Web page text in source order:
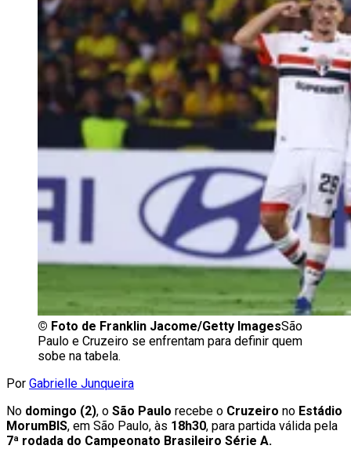
© Foto de Franklin Jacome/Getty ImagesSão
Paulo e Cruzeiro se enfrentam para definir quem
sobe na tabela.
Por Gabrielle Junqueira
No domingo (2), o São Paulo recebe o Cruzeiro no Estádio
MorumBIS, em São Paulo, às 18h30, para partida válida pela
7ª rodada do Campeonato Brasileiro Série A.